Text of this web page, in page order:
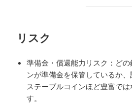
リスク
準備金・償還能力リスク：ど
ンが準備金を保管しているか
ステーブルコインほど豊富で
す。